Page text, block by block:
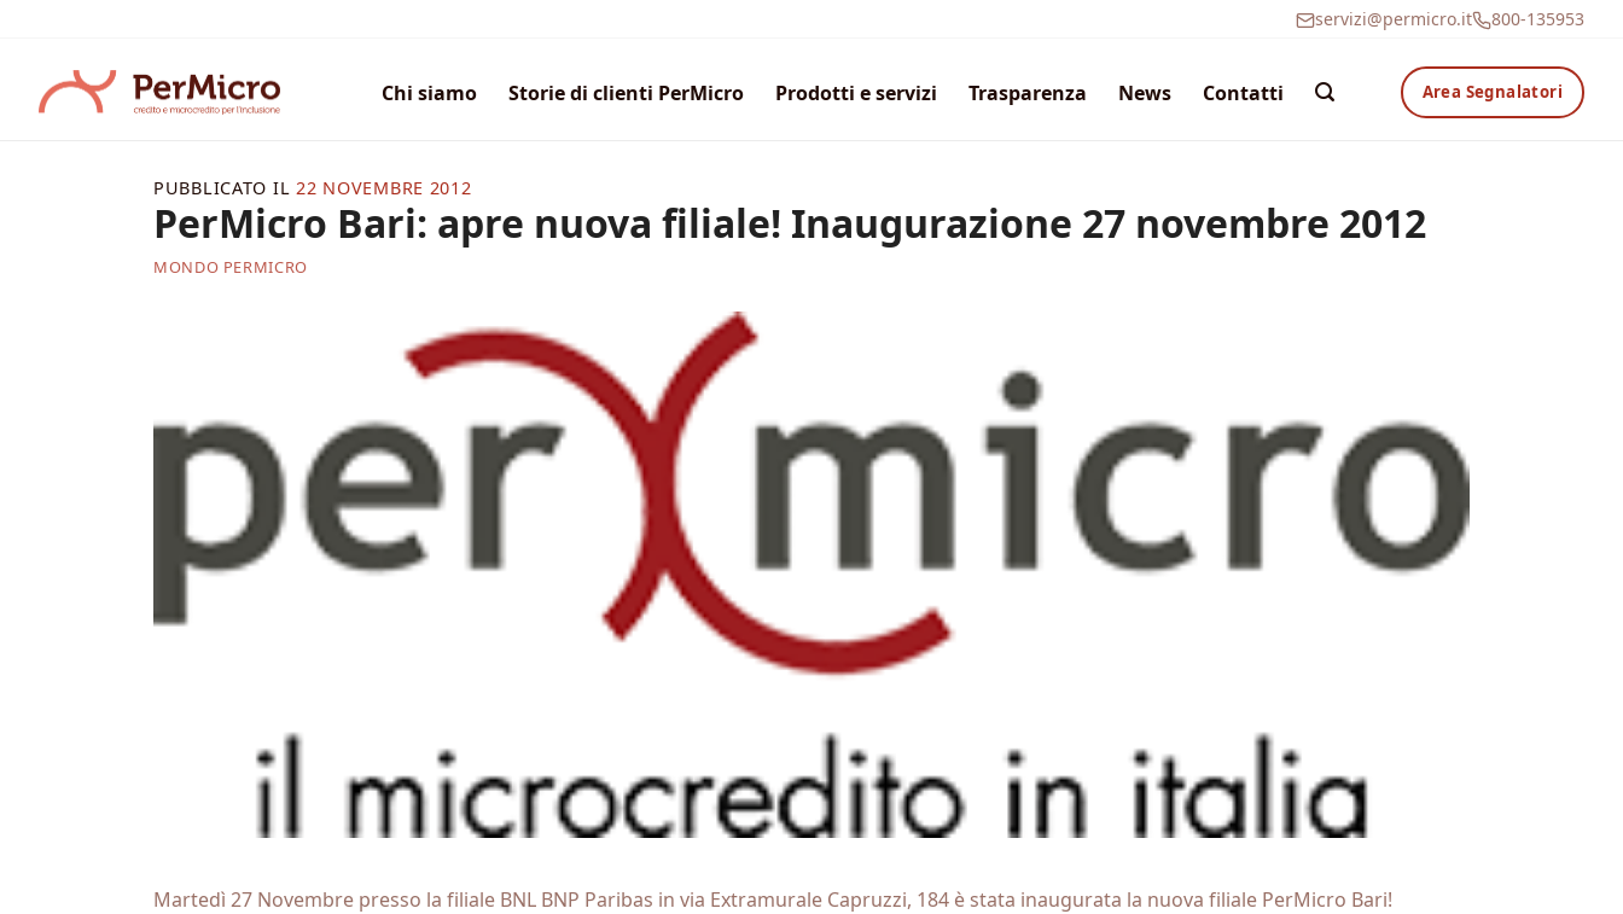
contenuti
servizi@permicro.it 800-135953
Chi siamo Storie di clienti PerMicro Prodotti e servizi Trasparenza News Contatti Area Segnalatori
MONDO PERMICRO
PerMicro Bari: apre nuova filiale! Inaugurazione 27 novembre 2012
PUBBLICATO IL22 NOVEMBRE 2012
Martedì 27 Novembre presso la filiale BNL BNP Paribas in via Extramurale Capruzzi, 184 è stata inaugurata la nuova filiale PerMicro Bari!